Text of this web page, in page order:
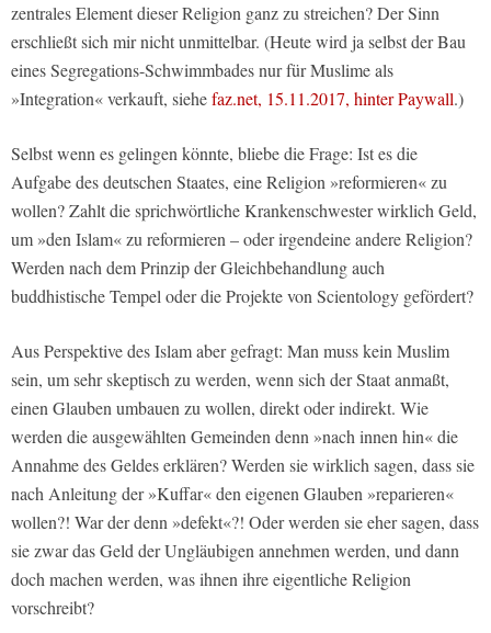
zentrales Element dieser Religion ganz zu streichen? Der Sinn
erschließt sich mir nicht unmittelbar. (Heute wird ja selbst der Bau
eines Segregations-Schwimmbades nur für Muslime als
»Integration« verkauft, siehefaz.net, 15.11.2017, hinter Paywall.)
Selbst wenn es gelingen könnte, bliebe die Frage: Ist es die
Aufgabe des deutschen Staates, eine Religion »reformieren« zu
wollen? Zahlt die sprichwörtliche Krankenschwester wirklich Geld,
um »den Islam« zu reformieren – oder irgendeine andere Religion?
Werden nach dem Prinzip der Gleichbehandlung auch
buddhistische Tempel oder die Projekte von Scientology gefördert?
Aus Perspektive des Islam aber gefragt: Man muss kein Muslim
sein, um sehr skeptisch zu werden, wenn sich der Staat anmaßt,
einen Glauben umbauen zu wollen, direkt oder indirekt. Wie
werden die ausgewählten Gemeinden denn »nach innen hin« die
Annahme des Geldes erklären? Werden sie wirklich sagen, dass sie
nach Anleitung der »Kuffar« den eigenen Glauben »reparieren«
wollen?! War der denn »defekt«?! Oder werden sie eher sagen, dass
sie zwar das Geld der Ungläubigen annehmen werden, und dann
doch machen werden, was ihnen ihre eigentliche Religion
vorschreibt?